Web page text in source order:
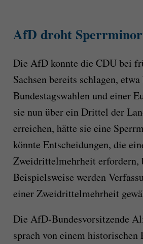
AfD droht
Die AfD konnte die CDU bei
Sachsen bereits schlagen,
Bundestagswahlen und einer
sie nun über ein Drittel der
erreichen, hätte sie eine
könnte Entscheidungen, die
Zweidrittelmehrheit erfordern,
Beispielsweise werden
einer Zweidrittelmehrheit
Die AfD-Bundesvorsitzende
sprach von einem historischen